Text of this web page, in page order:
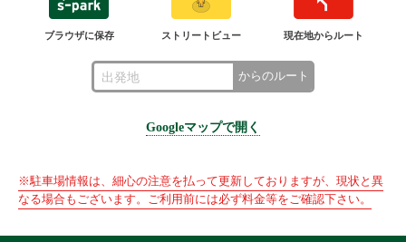
ブラウザに保存 ストリートビュー 現在地からルート
からのルート
Googleマップで開く
※駐車場情報は、細心の注意を払って更新しておりますが、現状と異
なる場合もございます。ご利用前には必ず料金等をご確認下さい。